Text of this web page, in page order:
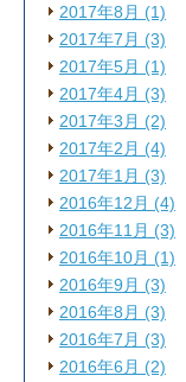
2017年8月 (1)
2017年7月 (3)
2017年5月 (1)
2017年4月 (3)
2017年3月 (2)
2017年2月 (4)
2017年1月 (3)
2016年12月 (4)
2016年11月 (3)
2016年10月 (1)
2016年9月 (3)
2016年8月 (3)
2016年7月 (3)
2016年6月 (2)